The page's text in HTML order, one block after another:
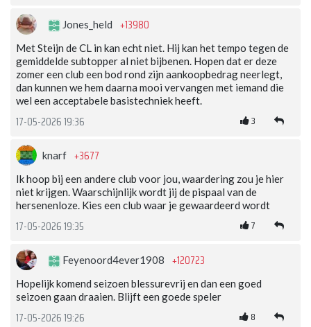
Jones_held +13980
Met Steijn de CL in kan echt niet. Hij kan het tempo tegen de
gemiddelde subtopper al niet bijbenen. Hopen dat er deze
zomer een club een bod rond zijn aankoopbedrag neerlegt,
dan kunnen we hem daarna mooi vervangen met iemand die
wel een acceptabele basistechniek heeft.
17-05-2026 19:36 3
knarf +3677
Ik hoop bij een andere club voor jou, waardering zou je hier
niet krijgen. Waarschijnlijk wordt jij de pispaal van de
hersenenloze. Kies een club waar je gewaardeerd wordt
17-05-2026 19:35 7
Feyenoord4ever1908 +120723
Hopelijk komend seizoen blessurevrij en dan een goed
seizoen gaan draaien. Blijft een goede speler
17-05-2026 19:26 8